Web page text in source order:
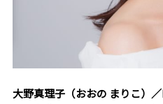
大野真理子（おおの まりこ）